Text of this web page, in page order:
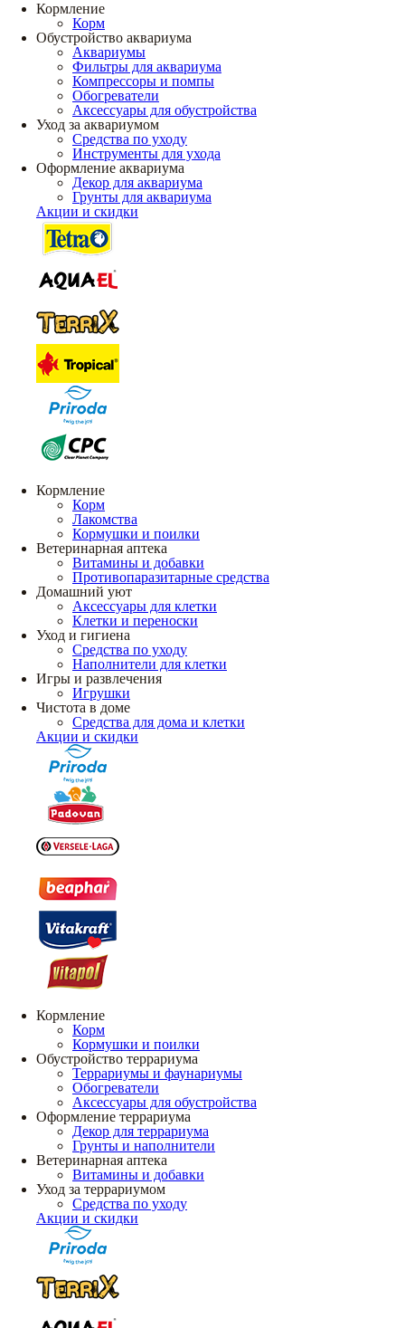
Кормление
Корм
Обустройство аквариума
Аквариумы
Фильтры для аквариума
Компрессоры и помпы
Обогреватели
Аксессуары для обустройства
Уход за аквариумом
Средства по уходу
Инструменты для ухода
Оформление аквариума
Декор для аквариума
Грунты для аквариума
Акции и скидки
Кормление
Корм
Лакомства
Кормушки и поилки
Ветеринарная аптека
Витамины и добавки
Противопаразитарные средства
Домашний уют
Аксессуары для клетки
Клетки и переноски
Уход и гигиена
Средства по уходу
Наполнители для клетки
Игры и развлечения
Игрушки
Чистота в доме
Средства для дома и клетки
Акции и скидки
Кормление
Корм
Кормушки и поилки
Обустройство террариума
Террариумы и фаунариумы
Обогреватели
Аксессуары для обустройства
Оформление террариума
Декор для террариума
Грунты и наполнители
Ветеринарная аптека
Витамины и добавки
Уход за террариумом
Средства по уходу
Акции и скидки